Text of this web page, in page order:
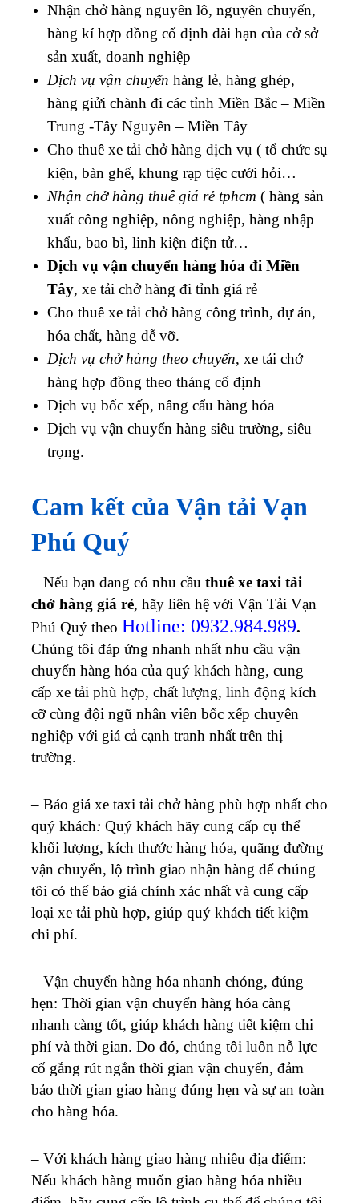
Nhận chở hàng nguyên lô, nguyên chuyến,
hàng kí hợp đồng cố định dài hạn của cở sở
sản xuất, doanh nghiệp
Dịch vụ vận chuyển hàng lẻ, hàng ghép,
hàng giửi chành đi các tỉnh Miền Bắc – Miền
Trung -Tây Nguyên – Miền Tây
Cho thuê xe tải chở hàng dịch vụ ( tổ chức sụ
kiện, bàn ghế, khung rạp tiệc cưới hỏi…
Nhận chở hàng thuê giá rẻ tphcm ( hàng sản
xuất công nghiệp, nông nghiệp, hàng nhập
khẩu, bao bì, linh kiện điện tử…
Dịch vụ vận chuyển hàng hóa đi Miền
Tây, xe tải chở hàng đi tỉnh giá rẻ
Cho thuê xe tải chở hàng công trình, dự án,
hóa chất, hàng dễ vỡ.
Dịch vụ chở hàng theo chuyến, xe tải chở
hàng hợp đồng theo tháng cố định
Dịch vụ bốc xếp, nâng cẩu hàng hóa
Dịch vụ vận chuyển hàng siêu trường, siêu
trọng.
Cam kết của Vận tải Vạn
Phú Quý
Nếu bạn đang có nhu cầu thuê xe taxi tải
chở hàng giá rẻ, hãy liên hệ với Vận Tải Vạn
Phú Quý theo Hotline: 0932.984.989.
Chúng tôi đáp ứng nhanh nhất nhu cầu vận
chuyển hàng hóa của quý khách hàng, cung
cấp xe tải phù hợp, chất lượng, linh động kích
cỡ cùng đội ngũ nhân viên bốc xếp chuyên
nghiệp với giá cả cạnh tranh nhất trên thị
trường.
– Báo giá xe taxi tải chở hàng phù hợp nhất cho
quý khách: Quý khách hãy cung cấp cụ thể
khối lượng, kích thước hàng hóa, quãng đường
vận chuyển, lộ trình giao nhận hàng để chúng
tôi có thể báo giá chính xác nhất và cung cấp
loại xe tải phù hợp, giúp quý khách tiết kiệm
chi phí.
– Vận chuyển hàng hóa nhanh chóng, đúng
hẹn: Thời gian vận chuyển hàng hóa càng
nhanh càng tốt, giúp khách hàng tiết kiệm chi
phí và thời gian. Do đó, chúng tôi luôn nỗ lực
cố gắng rút ngắn thời gian vận chuyển, đảm
bảo thời gian giao hàng đúng hẹn và sự an toàn
cho hàng hóa.
– Với khách hàng giao hàng nhiều địa điểm:
Nếu khách hàng muốn giao hàng hóa nhiều